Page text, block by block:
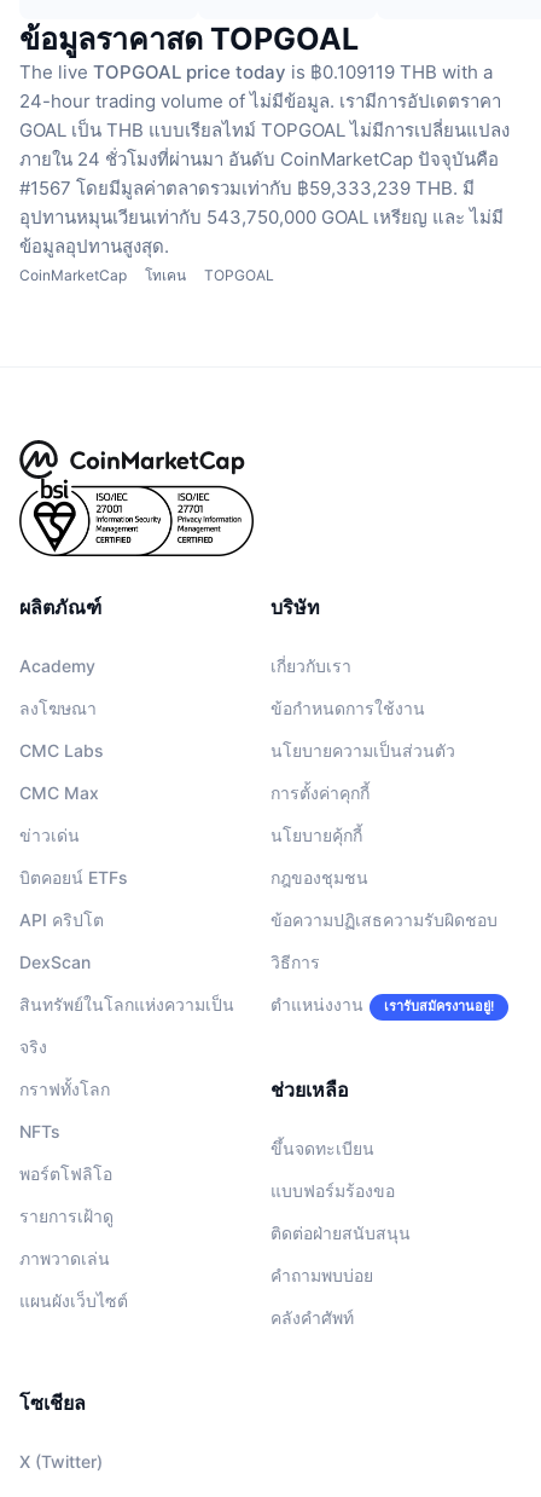
ข้อมูลราคาสด TOPGOAL
The live TOPGOAL price today is ฿0.109119 THB with a
24-hour trading volume of ไม่มีข้อมูล. เรามีการอัปเดตราคา
GOAL เป็น THB แบบเรียลไทม์ TOPGOAL ไม่มีการเปลี่ยนแปลง
ภายใน 24 ชั่วโมงที่ผ่านมา อันดับ CoinMarketCap ปัจจุบันคือ
#1567 โดยมีมูลค่าตลาดรวมเท่ากับ ฿59,333,239 THB. มี
อุปทานหมุนเวียนเท่ากับ 543,750,000 GOAL เหรียญ และ ไม่มี
ข้อมูลอุปทานสูงสุด.
CoinMarketCap โทเคน TOPGOAL
ผลิตภัณฑ์
Academy
ลงโฆษณา
CMC Labs
CMC Max
ข่าวเด่น
บิตคอยน์ ETFs
API คริปโต
DexScan
สินทรัพย์ในโลกแห่งความเป็น
จริง
กราฟทั้งโลก
NFTs
พอร์ตโฟลิโอ
รายการเฝ้าดู
ภาพวาดเล่น
แผนผังเว็บไซต์
บริษัท
เกี่ยวกับเรา
ข้อกำหนดการใช้งาน
นโยบายความเป็นส่วนตัว
การตั้งค่าคุกกี้
นโยบายคุ้กกี้
กฎของชุมชน
ข้อความปฏิเสธความรับผิดชอบ
วิธีการ
ตำแหน่งงาน เรารับสมัครงานอยู่!
ช่วยเหลือ
ขึ้นจดทะเบียน
แบบฟอร์มร้องขอ
ติดต่อฝ่ายสนับสนุน
คำถามพบบ่อย
คลังคำศัพท์
โซเชียล
X (Twitter)